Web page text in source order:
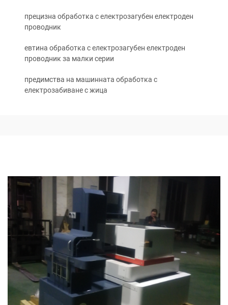
прецизна обработка с електрозагубен електроден
проводник
евтина обработка с електрозагубен електроден
проводник за малки серии
предимства на машинната обработка с
електрозабиване с жица